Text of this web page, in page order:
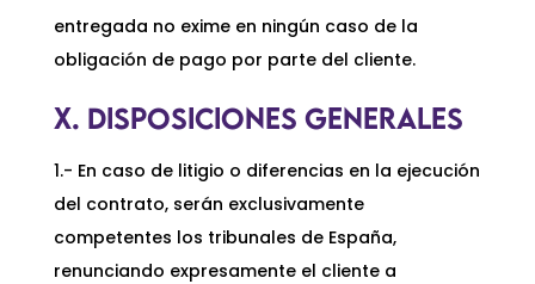
entregada no exime en ningún caso de la
obligación de pago por parte del cliente.
X. DISPOSICIONES GENERALES
1.- En caso de litigio o diferencias en la ejecución
del contrato, serán exclusivamente
competentes los tribunales de España,
renunciando expresamente el cliente a